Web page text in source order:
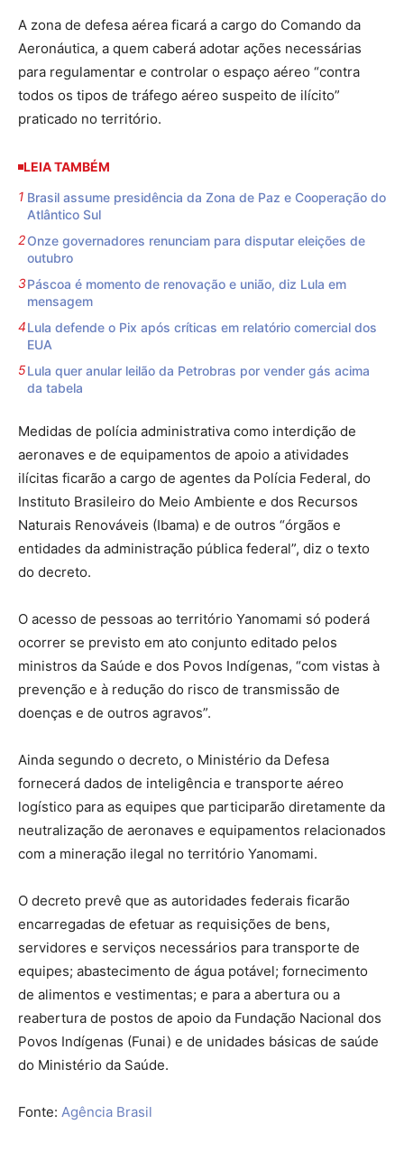
A zona de defesa aérea ficará a cargo do Comando da
Aeronáutica, a quem caberá adotar ações necessárias
para regulamentar e controlar o espaço aéreo “contra
todos os tipos de tráfego aéreo suspeito de ilícito”
praticado no território.
LEIA TAMBÉM
Brasil assume presidência da Zona de Paz e Cooperação do
Atlântico Sul
Onze governadores renunciam para disputar eleições de
outubro
Páscoa é momento de renovação e união, diz Lula em
mensagem
Lula defende o Pix após críticas em relatório comercial dos
EUA
Lula quer anular leilão da Petrobras por vender gás acima
da tabela
Medidas de polícia administrativa como interdição de
aeronaves e de equipamentos de apoio a atividades
ilícitas ficarão a cargo de agentes da Polícia Federal, do
Instituto Brasileiro do Meio Ambiente e dos Recursos
Naturais Renováveis (Ibama) e de outros “órgãos e
entidades da administração pública federal”, diz o texto
do decreto.
O acesso de pessoas ao território Yanomami só poderá
ocorrer se previsto em ato conjunto editado pelos
ministros da Saúde e dos Povos Indígenas, “com vistas à
prevenção e à redução do risco de transmissão de
doenças e de outros agravos”.
Ainda segundo o decreto, o Ministério da Defesa
fornecerá dados de inteligência e transporte aéreo
logístico para as equipes que participarão diretamente da
neutralização de aeronaves e equipamentos relacionados
com a mineração ilegal no território Yanomami.
O decreto prevê que as autoridades federais ficarão
encarregadas de efetuar as requisições de bens,
servidores e serviços necessários para transporte de
equipes; abastecimento de água potável; fornecimento
de alimentos e vestimentas; e para a abertura ou a
reabertura de postos de apoio da Fundação Nacional dos
Povos Indígenas (Funai) e de unidades básicas de saúde
do Ministério da Saúde.
Fonte: Agência Brasil